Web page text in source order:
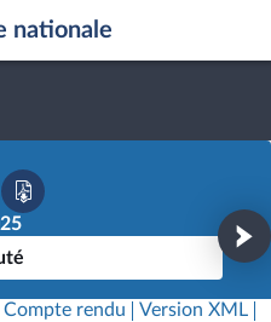
nationale
Compte rendu
Version XML